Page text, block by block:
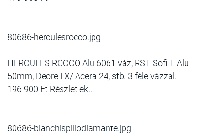
80686-herculesrocco.jpg
HERCULES ROCCO Alu 6061 váz, RST Sofi T Alu
50mm, Deore LX/ Acera 24, stb. 3 féle vázzal.
196 900 Ft Részlet ek...
80686-bianchispillodiamante.jpg